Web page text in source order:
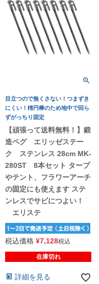
目立つので無くさない！つまずき
にくい！楕円棒のため地中で回ら
ずがっちり固定
【頑張って送料無料！】鍛
造ペグ エリッゼステー
ク ステンレス 28cm MK-
280ST 8本セット タープ
やテント、フラワーアーチ
の固定にも使えます ステ
ンレスでサビにつよい！
エリステ
税込価格 ¥7,128税込
在庫切れ
詳細を見る